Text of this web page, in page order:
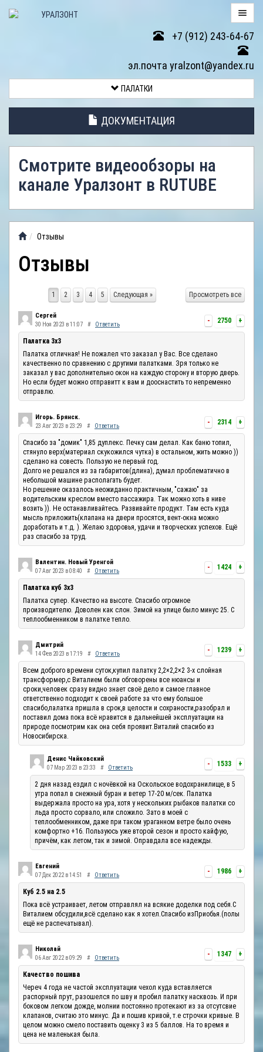
+7 (912) 243-64-67
эл.почта yralzont@yandex.ru
ТОВАРА
ПАЛАТОК
АНТИДОЖДЕВЫЕ
ТЕНТЫ
ВИДЕООБЗОР
ОТЗЫВЫ
ПАЛАТКИ
ДОКУМЕНТАЦИЯ
Смотрите видеообзоры на
канале Уралзонт в RUTUBE
Отзывы
Отзывы
Просмотреть все
1 2 3 4 5 Следующая »
- 2750 +
Сергей
30 Ноя 2023 в 11:07 # Ответить
Палатка 3х3
Палатка отличная! Не пожалел что заказал у Вас. Все сделано
качественно по сравнению с другими палатками. Зря только не
заказал у вас дополнительно окон на каждую сторону и вторую дверь.
Но если будет можно отправитт к вам и дооснастить то непременно
отправлю.
- 2314 +
Игорь. Брянск.
23 Авг 2023 в 23:29 # Ответить
Спасибо за "домик" 1,85 дуплекс. Печку сам делал. Как баню топил,
стянуло верх(материал скукожился чутка) в остальном, жить можно ))
сделано на совесть. Пользую не первый год.
Долго не решался из за габаритов(длина), думал проблематично в
небольшой машине располагать будет.
Но решение оказалось неожиданно практичным, "сажаю" за
водительским креслом вместо пассажира. Так можно хоть в ниве
возить )). Не останавливайтесь. Развивайте продукт. Там есть куда
мысль приложить(клапана на двери просятся, вент-окна можно
доработать и т.д. ). Желаю здоровья, удачи и творческих успехов. Ещё
раз спасибо за труд.
- 1424 +
Валентин. Новый Уренгой
07 Авг 2023 в 08:40 # Ответить
Палатка куб 3х3
Палатка супер. Качество на высоте. Спасибо огромное
производителю. Доволен как слон. Зимой на улице было минус 25. С
теплообменником в палатке тепло.
- 1239 +
Дмитрий
14 Фев 2023 в 17:19 # Ответить
Всем доброго времени суток,купил палатку 2,2×2,2×2 3-х слойная
трансформер,с Виталием были обговорены все нюансы и
сроки,человек сразу видно знает своё дело и самое главное
ответственно подходит к своей работе за что ему большое
спасибо,палатка пришла в срок,в целости и сохраности,разобрал и
поставил дома пока всё нравится в дальнейшей эксплуатации на
природе посмотрим как она себя проявит.Виталий спасибо из
Новосибирска.
- 1533 +
Денис Чайковский
07 Мар 2023 в 23:33 # Ответить
2 дня назад ездил с ночёвкой на Оскольское водохранилище, в 5
утра попал в снежный буран и ветер 17-20 м/сек. Палатка
выдержала просто на ура, хотя у нескольких рыбаков палатки со
льда просто сорвало, или сложило. Зато в моей с
теплообменником, даже при таком ураганном ветре было очень
комфортно +16. Пользуюсь уже второй сезон и просто кайфую,
причём, как летом, так и зимой. Оправдала все надежды.
- 1986 +
Евгений
07 Дек 2022 в 14:51 # Ответить
Куб 2.5 на 2.5
Пока всё устраивает, летом отправлял на всякие доделки под себя.С
Виталием обсудили,всё сделано как я хотел.Спасибо изПриобья.(полы
ещё не распечатывал).
- 1347 +
Николай
06 Авг 2022 в 09:29 # Ответить
Качество пошива
Череч 4 года не частой эксплуатации чехол куда вставляется
распорный прут, разошелся по шву и пробил палатку насквозь. И при
боковом легком дожде, молнии постоянно протекают из за отсутсвие
клапанов, считаю это минус. Да и пошив кривой, т.е строчки кривые. В
целом можно смело поставить оценку 3 из 5 баллов. На то время и
цена не маленькая была.